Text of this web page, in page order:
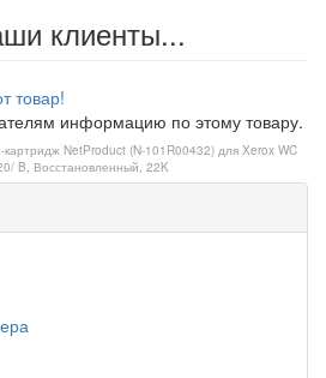
клиенты...
товар!
информацию по этому товару.
картридж NetProduct (N-101R00432) для Xerox WC
B, Восстановленный, 22K